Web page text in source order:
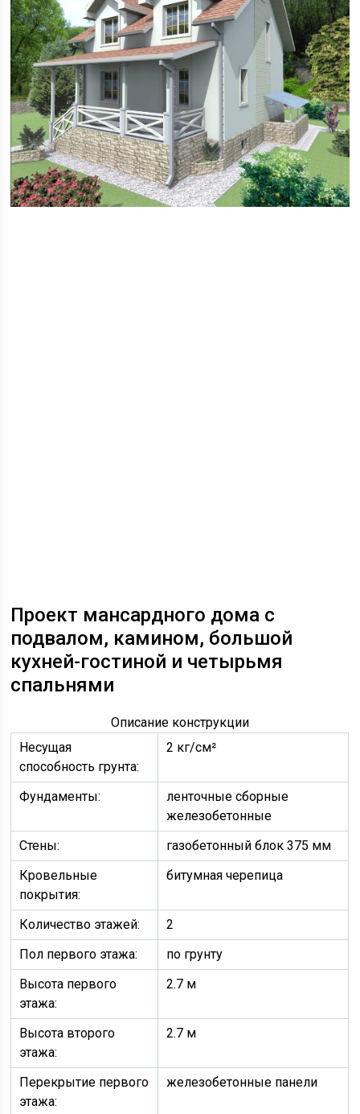
Проект мансардного дома с
подвалом, камином, большой
кухней-гостиной и четырьмя
спальнями
Описание конструкции
Несущая
способность грунта:
2 кг/см²
Фундаменты:
ленточные сборные
железобетонные
Стены:
газобетонный блок 375 мм
Кровельные
покрытия:
битумная черепица
Количество этажей:
2
Пол первого этажа:
по грунту
Высота первого
этажа:
2.7 м
Высота второго
этажа:
2.7 м
Перекрытие первого
этажа:
железобетонные панели